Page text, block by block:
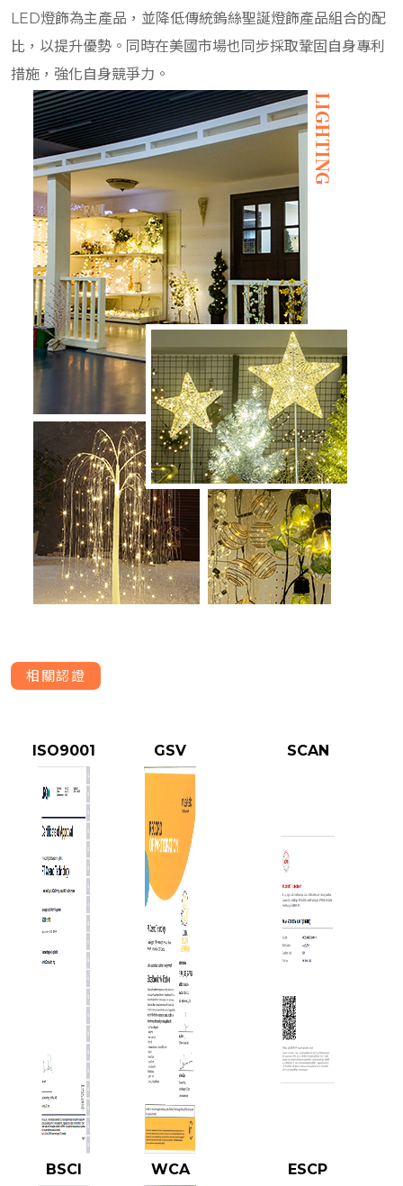
LED燈飾為主產品，並降低傳統鎢絲聖誕燈飾產品組合的配
比，以提升優勢。同時在美國市場也同步採取鞏固自身專利
措施，強化自身競爭力。
相關認證
ISO9001 GSV SCAN
BSCI WCA ESCP